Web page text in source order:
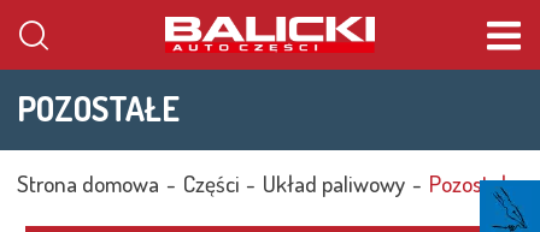
POZOSTAŁE
Cena
Id WYSZUKAJ
Strona domowa Części Układ paliwowy Pozostałe